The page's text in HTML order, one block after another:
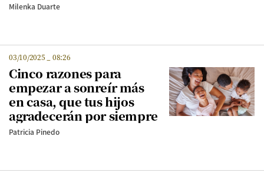
Milenka Duarte
03/10/2025 08:26
Cinco razones para
empezar a sonreír más
en casa, que tus hijos
agradecerán por siempre
Patricia Pinedo